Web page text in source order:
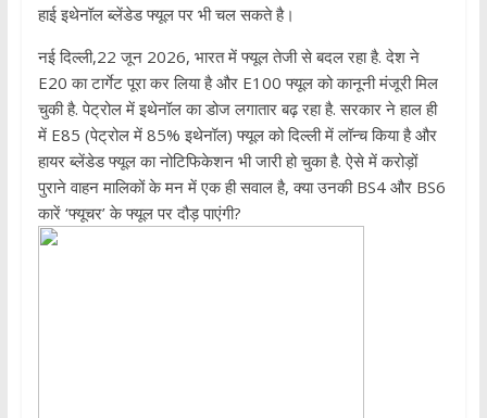
हाई इथेनॉल ब्लेंडेड फ्यूल पर भी चल सकते है।
नई दिल्ली,22 जून 2026, भारत में फ्यूल तेजी से बदल रहा है. देश ने
E20 का टार्गेट पूरा कर लिया है और E100 फ्यूल को कानूनी मंजूरी मिल
चुकी है. पेट्रोल में इथेनॉल का डोज लगातार बढ़ रहा है. सरकार ने हाल ही
में E85 (पेट्रोल में 85% इथेनॉल) फ्यूल को दिल्ली में लॉन्च किया है और
हायर ब्लेंडेड फ्यूल का नोटिफिकेशन भी जारी हो चुका है. ऐसे में करोड़ों
पुराने वाहन मालिकों के मन में एक ही सवाल है, क्या उनकी BS4 और BS6
कारें ‘फ्यूचर’ के फ्यूल पर दौड़ पाएंगी?